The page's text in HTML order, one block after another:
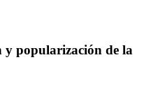
y popularización de la